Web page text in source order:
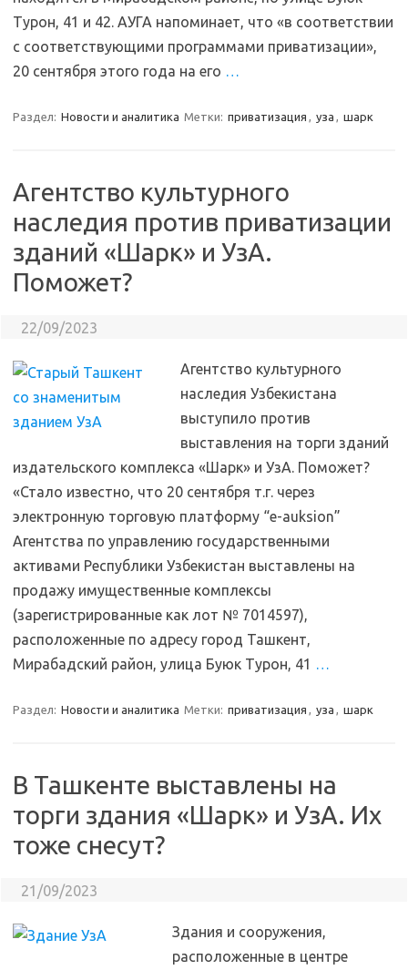
Турон, 41 и 42. АУГА напоминает, что «в соответствии
с соответствующими программами приватизации»,
20 сентября этого года на его …
Раздел: Новости и аналитика Метки: приватизация , уза , шарк
Агентство культурного
наследия против приватизации
зданий «Шарк» и УзА.
Поможет?
22/09/2023
Агентство культурного
наследия Узбекистана
выступило против
выставления на торги зданий
издательского комплекса «Шарк» и УзА. Поможет?
«Стало известно, что 20 сентября т.г. через
электронную торговую платформу “e-auksion”
Агентства по управлению государственными
активами Республики Узбекистан выставлены на
продажу имущественные комплексы
(зарегистрированные как лот № 7014597),
расположенные по адресу город Ташкент,
Мирабадский район, улица Буюк Турон, 41 …
Раздел: Новости и аналитика Метки: приватизация , уза , шарк
В Ташкенте выставлены на
торги здания «Шарк» и УзА. Их
тоже снесут?
21/09/2023
Здания и сооружения,
расположенные в центре